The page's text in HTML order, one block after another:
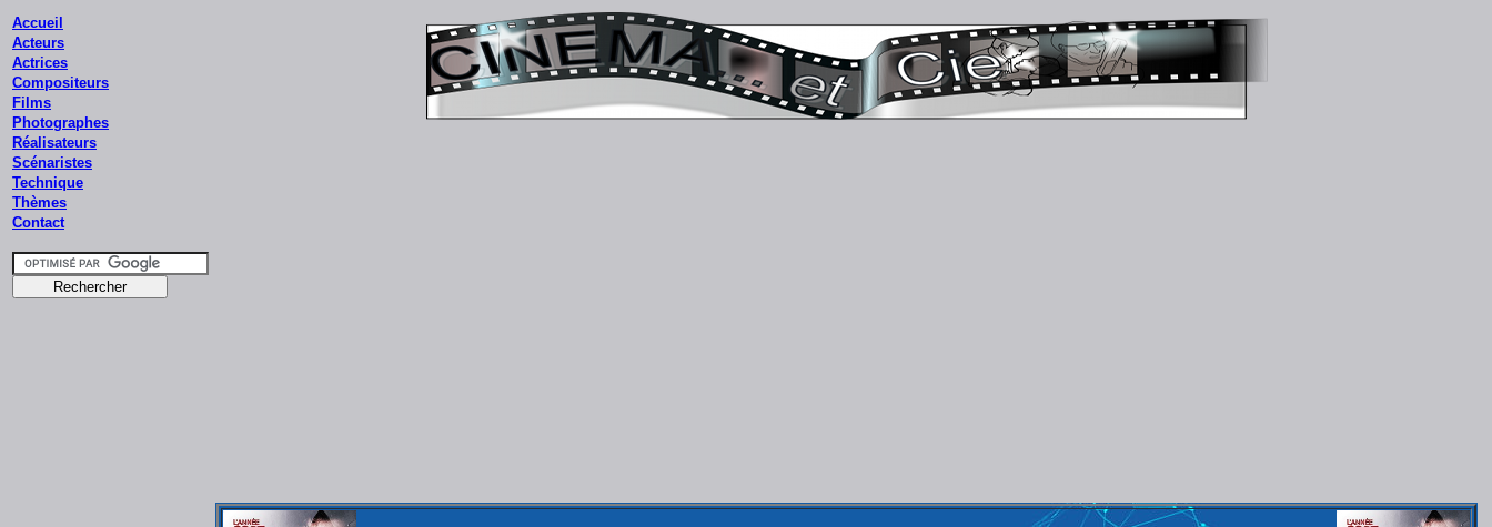
Accueil
Acteurs
Actrices
Compositeurs
Films
Photographes
Réalisateurs
Scénaristes
Technique
Thèmes
Contact